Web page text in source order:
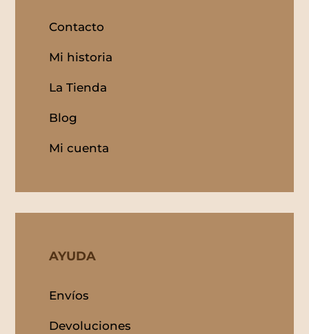
Contacto
Mi historia
La Tienda
Blog
Mi cuenta
AYUDA
Envíos
Devoluciones